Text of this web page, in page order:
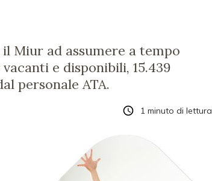
Miur ad assumere a tempo
e disponibili, 15.439
personale ATA.
1 minuto di lettura